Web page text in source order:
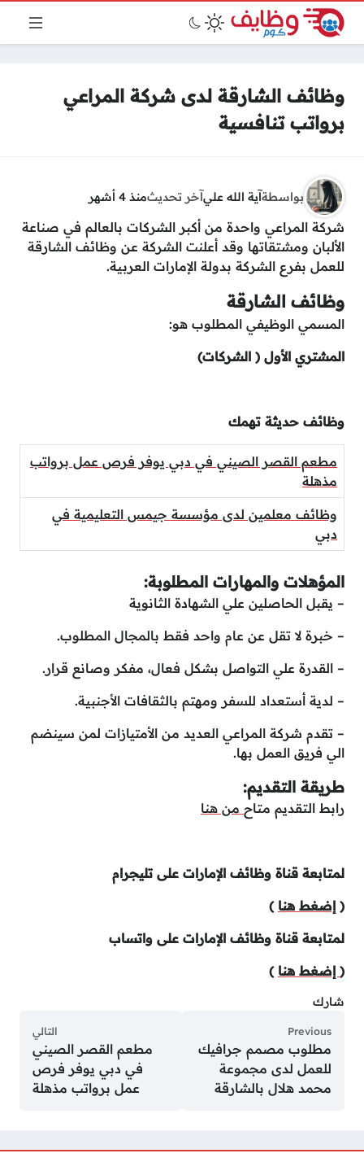
وظائف الشارقة لدى شركة المراعي
برواتب تنافسية
بواسطةآية الله عليآخر تحديثمنذ 4 أشهر
شركة المراعي واحدة من أكبر الشركات بالعالم في صناعة
الألبان ومشتقاتها وقد أعلنت الشركة عن وظائف الشارقة
للعمل بفرع الشركة بدولة الإمارات العربية.
وظائف الشارقة
المسمي الوظيفي المطلوب هو:
المشتري الأول ( الشركات)
وظائف حديثة تهمك
مطعم القصر الصيني في دبي يوفر فرص عمل برواتب
مذهلة
وظائف معلمين لدى مؤسسة جيمس التعليمية في
دبي
المؤهلات والمهارات المطلوبة:
– يقبل الحاصلين علي الشهادة الثانوية
– خبرة لا تقل عن عام واحد فقط بالمجال المطلوب.
– القدرة علي التواصل بشكل فعال، مفكر وصانع قرار.
– لدية أستعداد للسفر ومهتم بالثقافات الأجنبية.
– تقدم شركة المراعي العديد من الأمتيازات لمن سينضم
الي فريق العمل بها.
طريقة التقديم:
رابط التقديم متاح من هنا
لمتابعة قناة وظائف الإمارات على تليجرام
( إضغط هنا )
لمتابعة قناة وظائف الإمارات على واتساب
( إضغط هنا )
شارك
Previous
مطلوب مصمم جرافيك
للعمل لدى مجموعة
محمد هلال بالشارقة
التالي
مطعم القصر الصيني
في دبي يوفر فرص
عمل برواتب مذهلة